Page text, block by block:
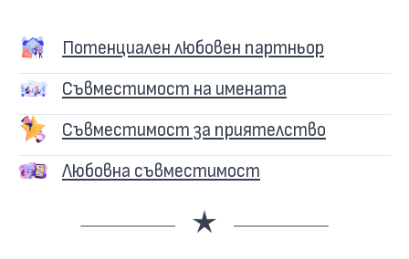
Потенциален любовен партньор
Съвместимост на имената
Съвместимост за приятелство
Любовна съвместимост